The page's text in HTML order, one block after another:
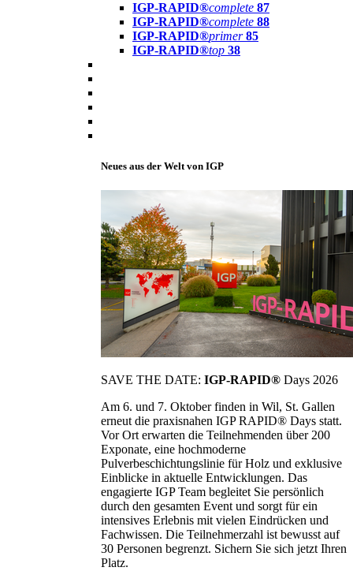
IGP-RAPID®complete 87
IGP-RAPID®complete 88
IGP-RAPID®primer 85
IGP-RAPID®top 38
Neues aus der Welt von IGP
SAVE THE DATE: IGP-RAPID® Days 2026
Am 6. und 7. Oktober finden in Wil, St. Gallen
erneut die praxisnahen IGP RAPID® Days statt.
Vor Ort erwarten die Teilnehmenden über 200
Exponate, eine hochmoderne
Pulverbeschichtungslinie für Holz und exklusive
Einblicke in aktuelle Entwicklungen. Das
engagierte IGP Team begleitet Sie persönlich
durch den gesamten Event und sorgt für ein
intensives Erlebnis mit vielen Eindrücken und
Fachwissen. Die Teilnehmerzahl ist bewusst auf
30 Personen begrenzt. Sichern Sie sich jetzt Ihren
Platz.